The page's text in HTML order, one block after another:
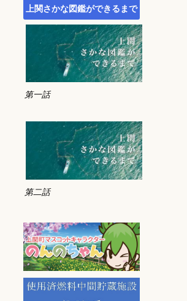
オープンデータサイト
上関さかな図鑑ができるまで
第一話
第二話